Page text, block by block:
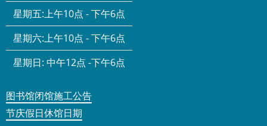
星期五:上午10点 - 下午6点
星期六:上午10点 - 下午6点
星期日: 中午12点 -下午6点
图书馆闭馆施工公告
节庆假日休馆日期